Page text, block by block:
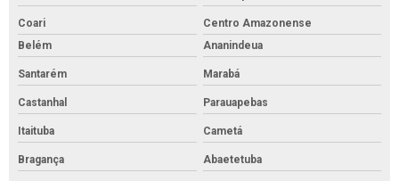
Coari
Centro Amazonense
Belém
Ananindeua
Santarém Marabá
Castanhal Parauapebas
Itaituba Cametá
Bragança Abaetetuba